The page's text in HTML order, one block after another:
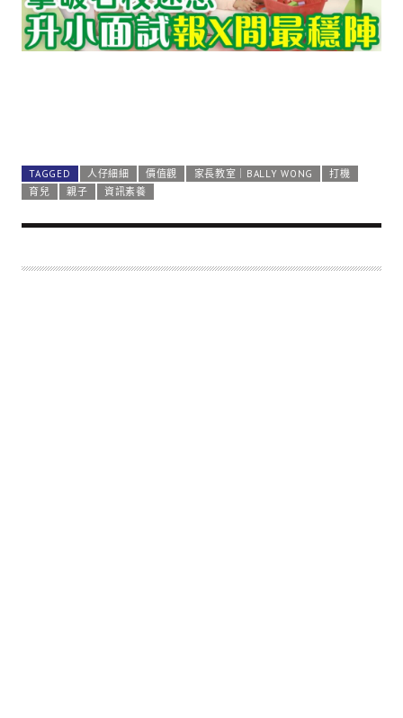
TAGGED 人仔細細 價值觀 家長教室｜BALLY WONG
打機
育兒
親子 資訊素養